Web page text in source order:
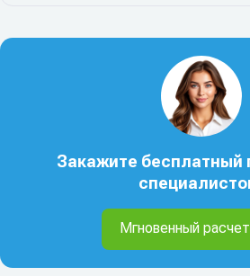
Закажите бесплатный
Мгновенный